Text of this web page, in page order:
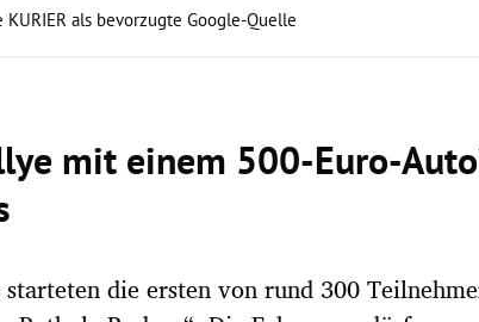
KURIER als bevorzugte Google-Quelle
mit einem 500-Euro-
die ersten von rund 300